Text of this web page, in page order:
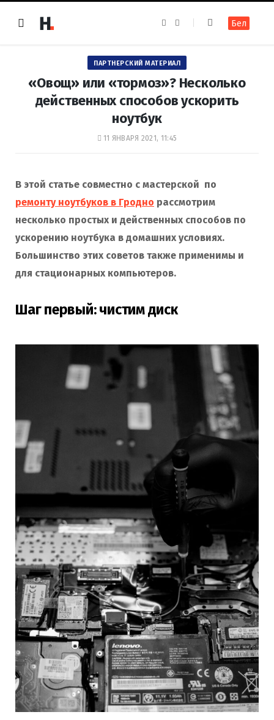
e
b
o
o
k
t
a
g
r
a
m
Бел
ПАРТНЕРСКИЙ МАТЕРИАЛ
«Овощ» или «тормоз»? Несколько
действенных способов ускорить
ноутбук
11 ЯНВАРЯ 2021, 11:45
В этой статье совместно с мастерской по
ремонту ноутбуков в Гродно рассмотрим
несколько простых и действенных способов по
ускорению ноутбука в домашних условиях.
Большинство этих советов также применимы и
для стационарных компьютеров.
Шаг первый: чистим диск